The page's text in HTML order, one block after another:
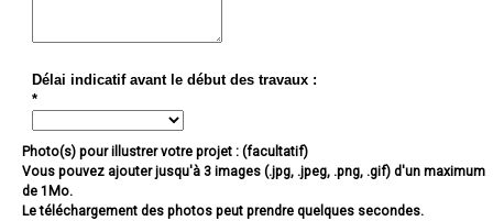
Délai indicatif avant le début des travaux :
*
Photo(s) pour illustrer votre projet : (facultatif)
Vous pouvez ajouter jusqu'à 3 images (.jpg, .jpeg, .png, .gif) d'un maximum
de 1Mo.
Le téléchargement des photos peut prendre quelques secondes.